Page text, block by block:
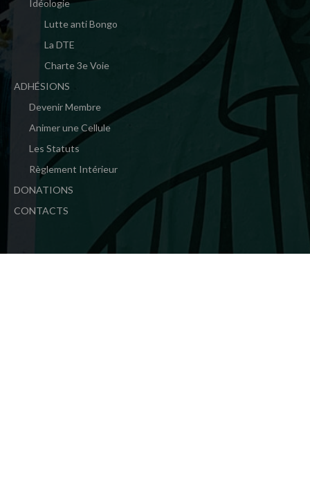
Idéologie
Lutte anti Bongo
La DTE
Charte 3e Voie
ADHÉSIONS
Devenir Membre
Animer une Cellule
Les Statuts
Règlement Intérieur
DONATIONS
CONTACTS